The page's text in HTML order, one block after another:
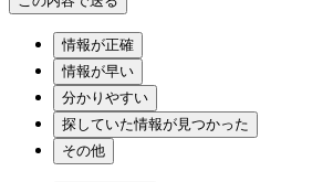
情報が正確
情報が早い
分かりやすい
探していた情報が見つかった
その他